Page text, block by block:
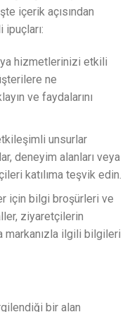
içerik açısından
ipuçları:
hizmetlerinizi etkili
ne
ve faydalarını
unsurlar
deneyim alanları veya
katılıma teşvik edin.
için bilgi broşürleri ve
ziyaretçilerin
markanızla ilgili bilgileri
bir alan